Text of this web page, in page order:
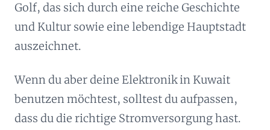
Golf, das sich durch eine reiche Geschichte
und Kultur sowie eine lebendige Hauptstadt
auszeichnet.
Wenn du aber deine Elektronik in Kuwait
benutzen möchtest, solltest du aufpassen,
dass du die richtige Stromversorgung hast.